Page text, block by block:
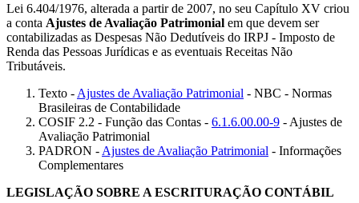
Lei 6.404/1976, alterada a partir de 2007, no seu Capítulo XV criou
a conta Ajustes de Avaliação Patrimonial em que devem ser
contabilizadas as Despesas Não Dedutíveis do IRPJ - Imposto de
Renda das Pessoas Jurídicas e as eventuais Receitas Não
Tributáveis.
Texto - Ajustes de Avaliação Patrimonial - NBC - Normas
Brasileiras de Contabilidade
COSIF 2.2 - Função das Contas - 6.1.6.00.00-9 - Ajustes de
Avaliação Patrimonial
PADRON - Ajustes de Avaliação Patrimonial - Informações
Complementares
LEGISLAÇÃO SOBRE A ESCRITURAÇÃO CONTÁBIL